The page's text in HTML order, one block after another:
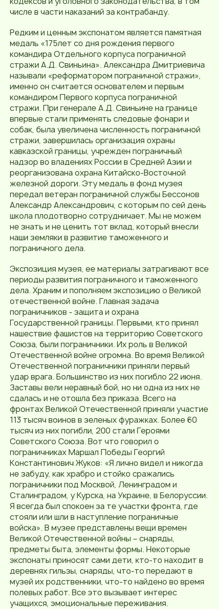
числе в части наказаний за контрабанду.
Редким и ценным экспонатом является памятная
медаль «175лет со дня рождения первого
командира Отдельного корпуса пограничной
стражи А.Д. Свиньина». Александра Дмитриевича
называли «реформатором пограничной стражи»,
именно он считается основателем и первым
командиром Первого корпуса пограничной
стражи. При генерале А.Д. Свиньине на границе
впервые стали применять следовые фонари и
собак, была увеличена численность пограничной
стражи, завершилась организация охраны
кавказской границы, учрежден пограничный
надзор во владениях России в Средней Азии и
реорганизована охрана Китайско-Восточной
железной дороги. Эту медаль в фонд музея
передал ветеран пограничной службы Бессонов
Александр Александрович, с которым по сей день
школа плодотворно сотрудничает. Мы не можем
не знать и не ценить тот вклад, который внесли
наши земляки в развитие таможенного и
пограничного дела.
Экспозиция музея, ее материалы затрагивают все
периоды развития пограничного и таможенного
дела. Храним и пополняем экспозицию о Великой
отечественной войне. Главная задача
пограничников - защита и охрана
Государственной границы. Первыми, кто принял
нашествие фашистов на территорию Советского
Союза, были пограничники. Их роль в Великой
Отечественной войне огромна. Во время Великой
Отечественной пограничники приняли первый
удар врага. Большинство из них погибло 22 июня.
Заставы вели неравный бой, но ни одна из них не
сдалась и не отошла без приказа. Всего на
фронтах Великой Отечественной приняли участие
113 тысяч воинов в зеленых фуражках. Более 60
тысяч из них погибли, 200 стали Героями
Советского Союза. Вот что говорил о
пограничниках Маршал Победы Георгий
Константинович Жуков: «Я лично видел и никогда
не забуду, как храбро и стойко сражались
пограничники под Москвой, Ленинградом и
Сталинградом, у Курска, на Украине, в Белоруссии.
Я всегда был спокоен за те участки фронта, где
стояли или шли в наступление пограничные
войска». В музее представлены вещи времен
Великой Отечественной войны – снаряды,
предметы быта, элементы формы. Некоторые
экспонаты приносят сами дети, кто-то находит в
деревнях гильзы, снаряды, что-то передают в
музей их родственники, что-то найдено во время
полевых работ. Все это вызывает интерес
учащихся, эмоциональные переживания.